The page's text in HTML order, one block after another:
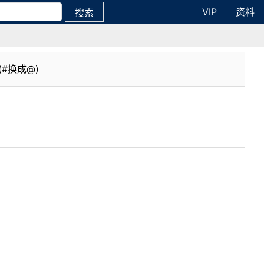
搜索 VIP
资料
换成@)